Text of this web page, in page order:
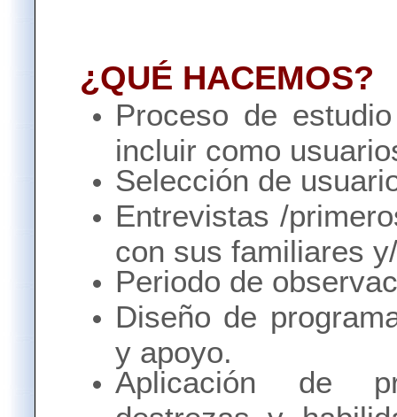
¿QUÉ HACEMOS?
Proceso de
incluir como
Selección de
Entrevistas /
con sus familiares
Periodo de
Diseño de
y apoyo.
Aplicación de